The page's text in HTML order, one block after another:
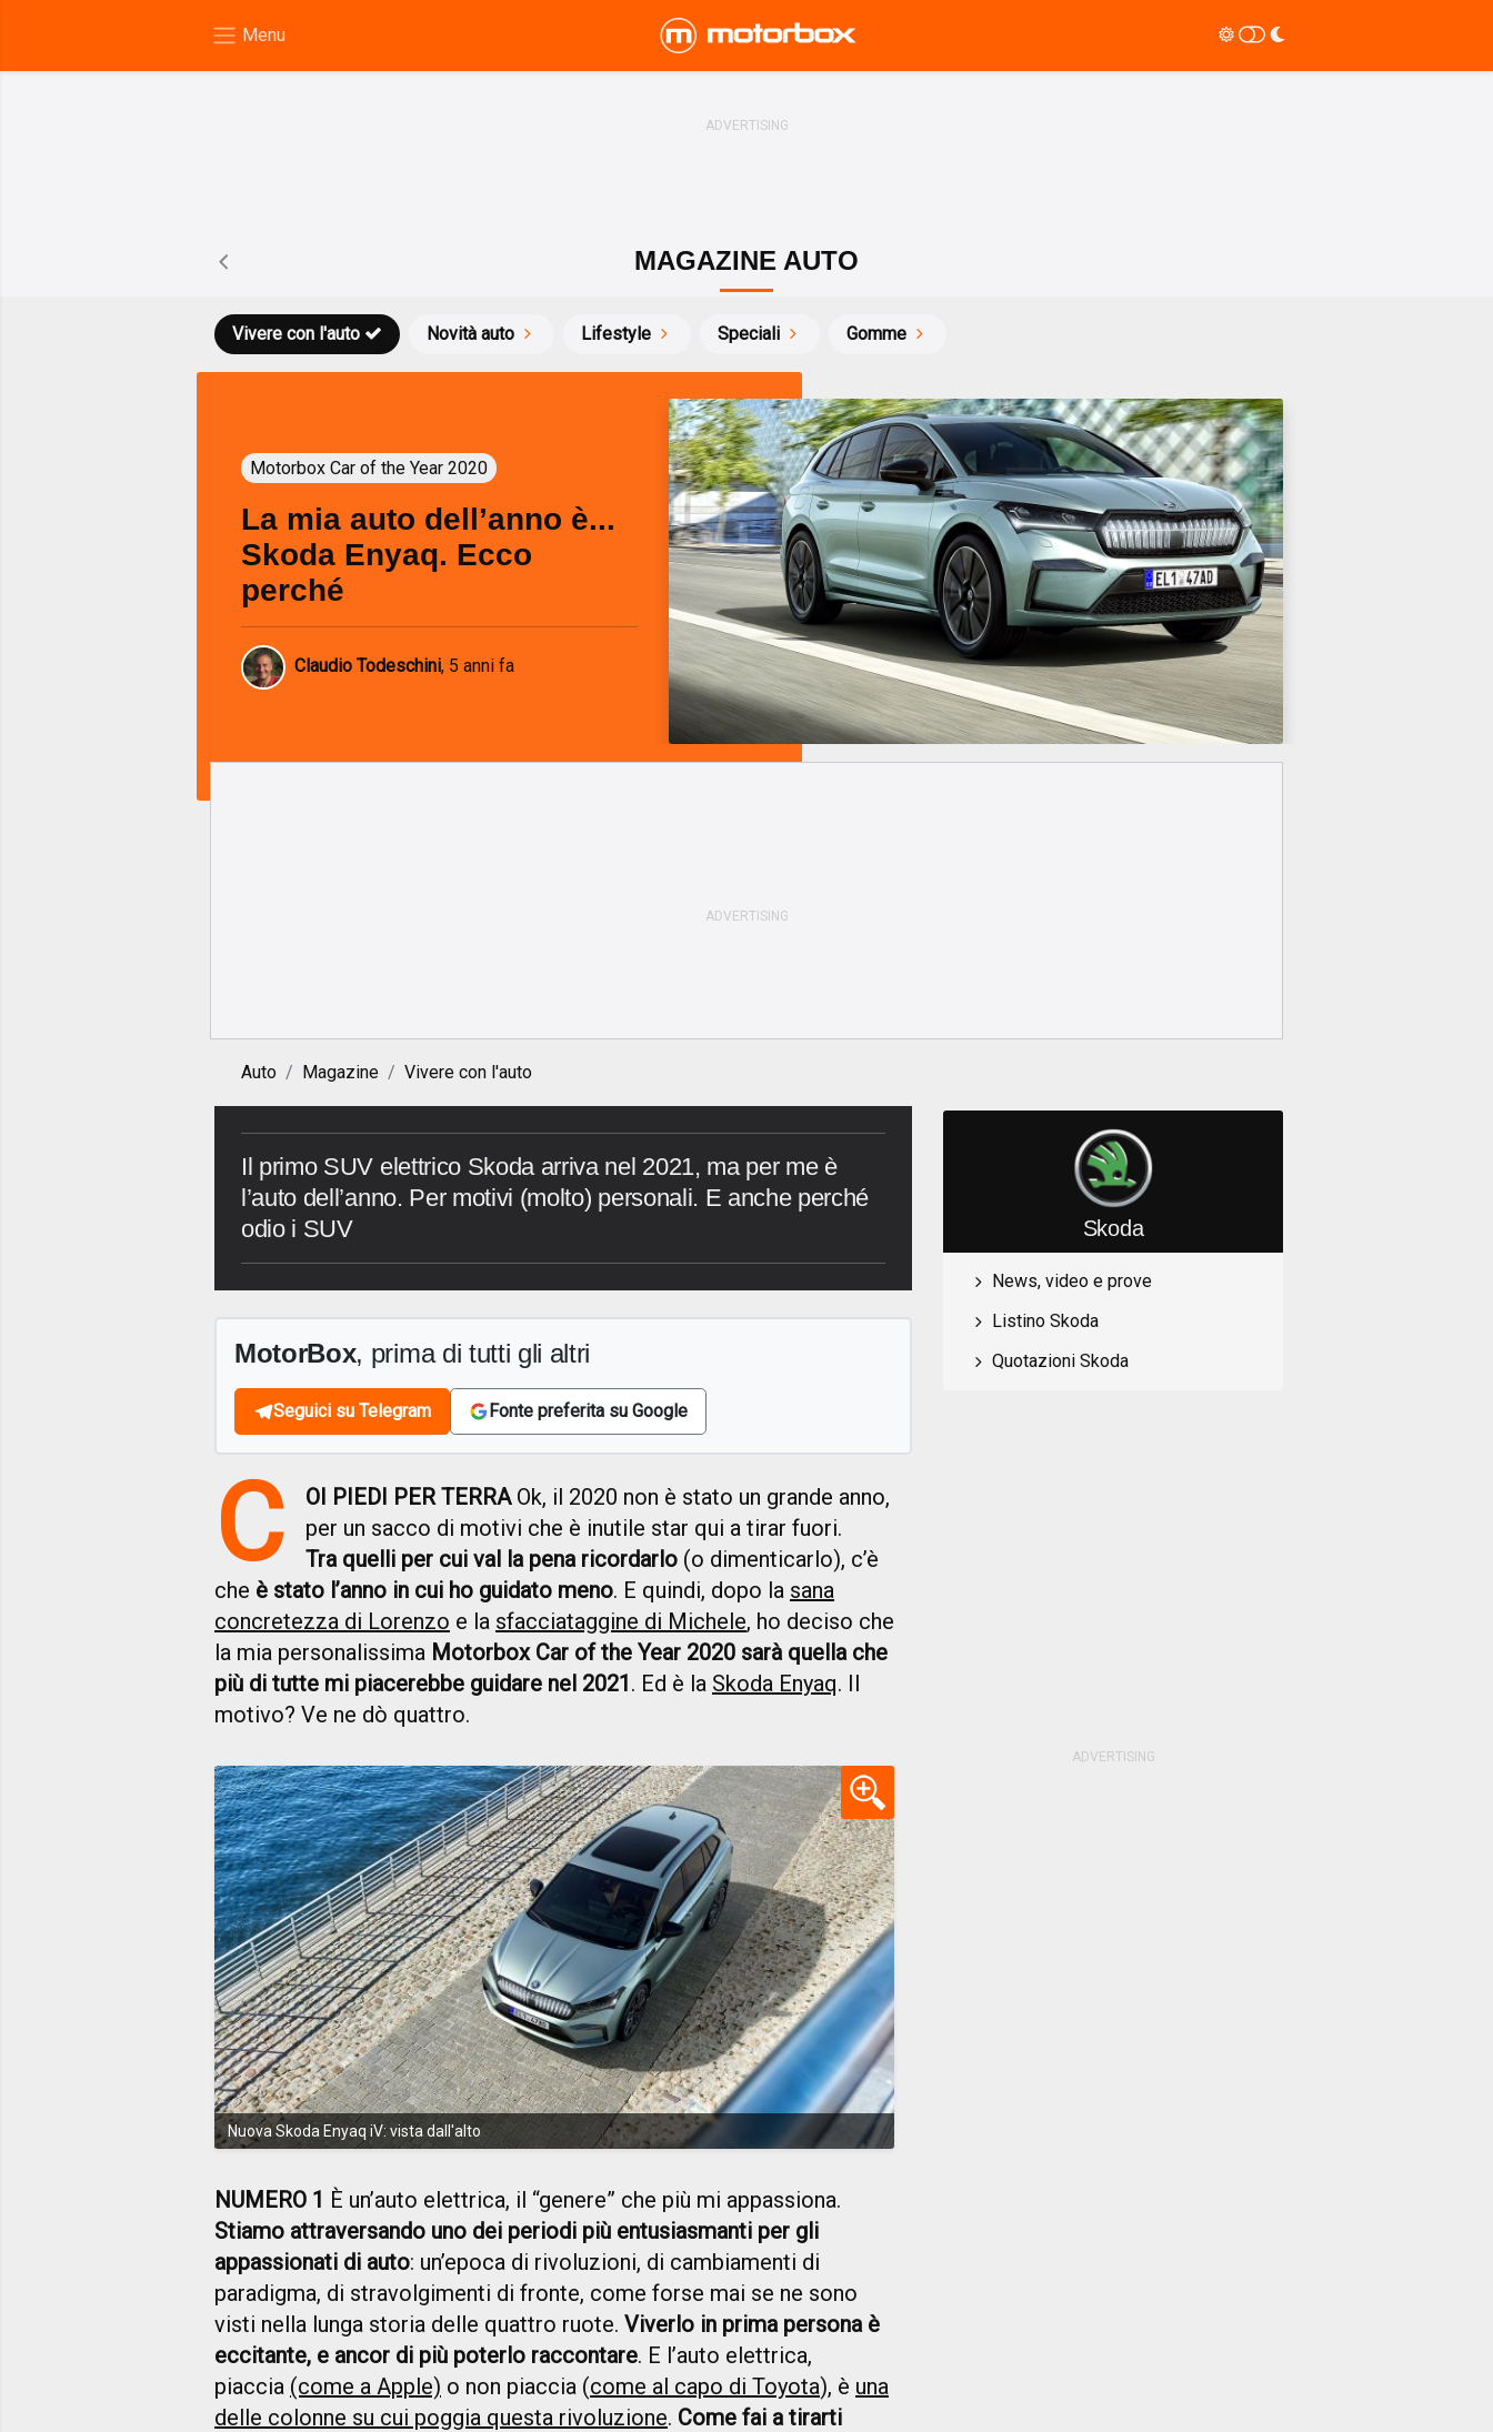
MAGAZINE AUTO
Novità auto
Vivere con l'auto Lifestyle Speciali Gomme
Motorbox Car of the Year 2020
La mia auto dell’anno è...
Skoda Enyaq. Ecco
perché
Claudio Todeschini, 5 anni fa
Auto Magazine Vivere con l'auto
Il primo SUV elettrico Skoda arriva nel 2021, ma per me è
l’auto dell’anno. Per motivi (molto) personali. E anche perché
odio i SUV
MotorBox, prima di tutti gli altri
Seguici su Telegram Fonte preferita su Google
C OI PIEDI PER TERRAOk, il 2020 non è stato un grande anno,
per un sacco di motivi che è inutile star qui a tirar fuori.
Tra quelli per cui val la pena ricordarlo (o dimenticarlo), c’è
che è stato l’anno in cui ho guidato meno. E quindi, dopo la sana
concretezza di Lorenzo e la sfacciataggine di Michele, ho deciso che
la mia personalissima Motorbox Car of the Year 2020 sarà quella che
più di tutte mi piacerebbe guidare nel 2021. Ed è la Skoda Enyaq. Il
motivo? Ve ne dò quattro.
Nuova Skoda Enyaq iV: vista dall'alto
NUMERO 1 È un’auto elettrica, il “genere” che più mi appassiona.
Stiamo attraversando uno dei periodi più entusiasmanti per gli
appassionati di auto: un’epoca di rivoluzioni, di cambiamenti di
paradigma, di stravolgimenti di fronte, come forse mai se ne sono
visti nella lunga storia delle quattro ruote. Viverlo in prima persona è
eccitante, e ancor di più poterlo raccontare. E l’auto elettrica,
piaccia (come a Apple) o non piaccia (come al capo di Toyota), è una
delle colonne su cui poggia questa rivoluzione. Come fai a tirarti
Skoda
News, video e prove
Listino Skoda
Quotazioni Skoda